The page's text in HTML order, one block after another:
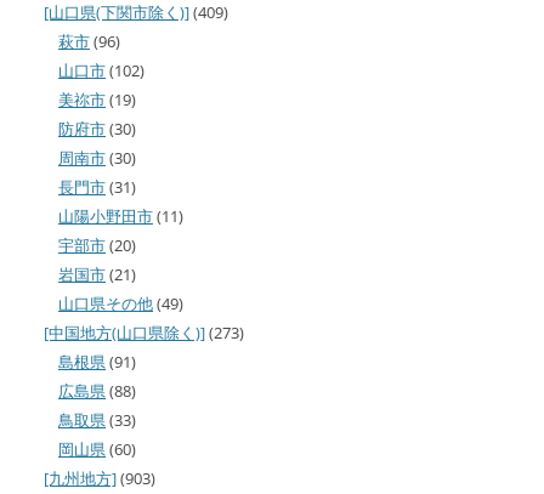
[山口県(下関市除く)](409)
萩市(96)
山口市(102)
美祢市(19)
防府市(30)
周南市(30)
長門市(31)
山陽小野田市(11)
宇部市(20)
岩国市(21)
山口県その他(49)
[中国地方(山口県除く)](273)
島根県(91)
広島県(88)
鳥取県(33)
岡山県(60)
[九州地方](903)